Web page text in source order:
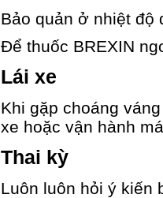
Bảo quản ở nhiệt độ
Để thuốc BREXIN
Lái xe
Khi gặp choáng
xe hoặc vận hành
Thai kỳ
Luôn luôn hỏi ý kiến